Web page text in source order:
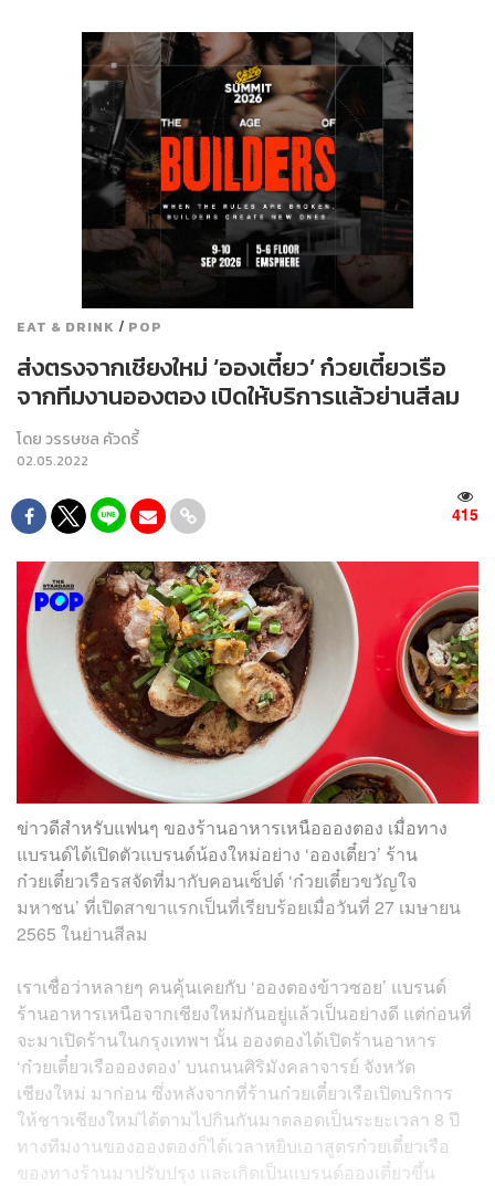
EAT & DRINK / POP
ส่งตรงจากเชียงใหม่ ‘อองเตี๋ยว’ ก๋วยเตี๋ยวเรือ
จากทีมงานอองตอง เปิดให้บริการแล้วย่านสีลม
โดยวรรษชล คัวดรี้
02.05.2022
415
ข่าวดีสำหรับแฟนๆ ของร้านอาหารเหนืออองตอง เมื่อทาง
แบรนด์ได้เปิดตัวแบรนด์น้องใหม่อย่าง ‘อองเตี๋ยว’ ร้าน
ก๋วยเตี๋ยวเรือรสจัดที่มากับคอนเซ็ปต์ ‘ก๋วยเตี๋ยวขวัญใจ
มหาชน’ ที่เปิดสาขาแรกเป็นที่เรียบร้อยเมื่อวันที่ 27 เมษายน
2565 ในย่านสีลม
เราเชื่อว่าหลายๆ คนคุ้นเคยกับ ‘อองตองข้าวซอย’ แบรนด์
ร้านอาหารเหนือจากเชียงใหม่กันอยู่แล้วเป็นอย่างดี แต่ก่อนที่
จะมาเปิดร้านในกรุงเทพฯ นั้น อองตองได้เปิดร้านอาหาร
‘ก๋วยเตี๋ยวเรืออองตอง’ บนถนนศิริมังคลาจารย์ จังหวัด
เชียงใหม่ มาก่อน ซึ่งหลังจากที่ร้านก๋วยเตี๋ยวเรือเปิดบริการ
ให้ชาวเชียงใหม่ได้ตามไปกินกันมาตลอดเป็นระยะเวลา 8 ปี
ทางทีมงานของอองตองก็ได้เวลาหยิบเอาสูตรก๋วยเตี๋ยวเรือ
ของทางร้านมาปรับปรุง และเกิดเป็นแบรนด์อองเตี๋ยวขึ้น